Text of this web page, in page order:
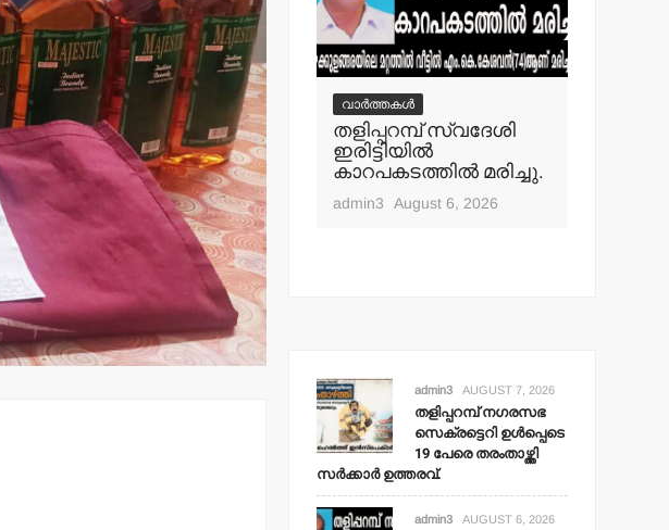
വാർത്തകൾ
തളിപ്പറമ്പ് നഗരസഭ
സെക്രട്ടെറി ഉള്‍പ്പെടെ
19 പേരെ തരംതാഴ്ത്തി
സര്‍ക്കാര്‍ ഉത്തരവ്.
admin3 August 7, 2026
വാർത്തകൾ
തളിപ്പറമ്പ് സ്വദേശി
ഇരിട്ടിയില്‍
കാറപകടത്തില്‍ മരിച്ചു.
admin3 August 6, 2026
admin3 AUGUST 7, 2026
തളിപ്പറമ്പ് നഗരസഭ
സെക്രട്ടെറി ഉള്‍പ്പെടെ
19 പേരെ തരംതാഴ്ത്തി
സര്‍ക്കാര്‍ ഉത്തരവ്.
admin3 AUGUST 6, 2026